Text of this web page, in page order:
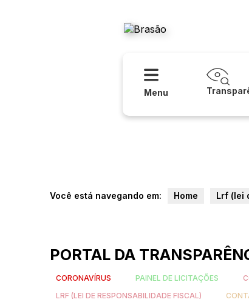
Menu
Você está navegando em: Home Lrf (lei
PORTAL DA
CORONAVÍRUS PAINEL DE LICITAÇÕES
LRF (LEI DE RESPONSABILIDADE FISCAL)